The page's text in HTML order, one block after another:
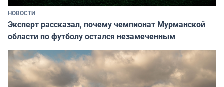
НОВОСТИ
Эксперт рассказал, почему чемпионат Мурманской
области по футболу остался незамеченным